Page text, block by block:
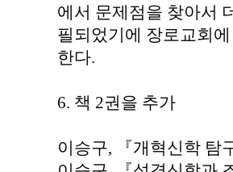
에서 문제점을 찾아서
필되었기에 장로교회
한다.
6. 책 2권을 추가
이승구, 『개혁신학 탐